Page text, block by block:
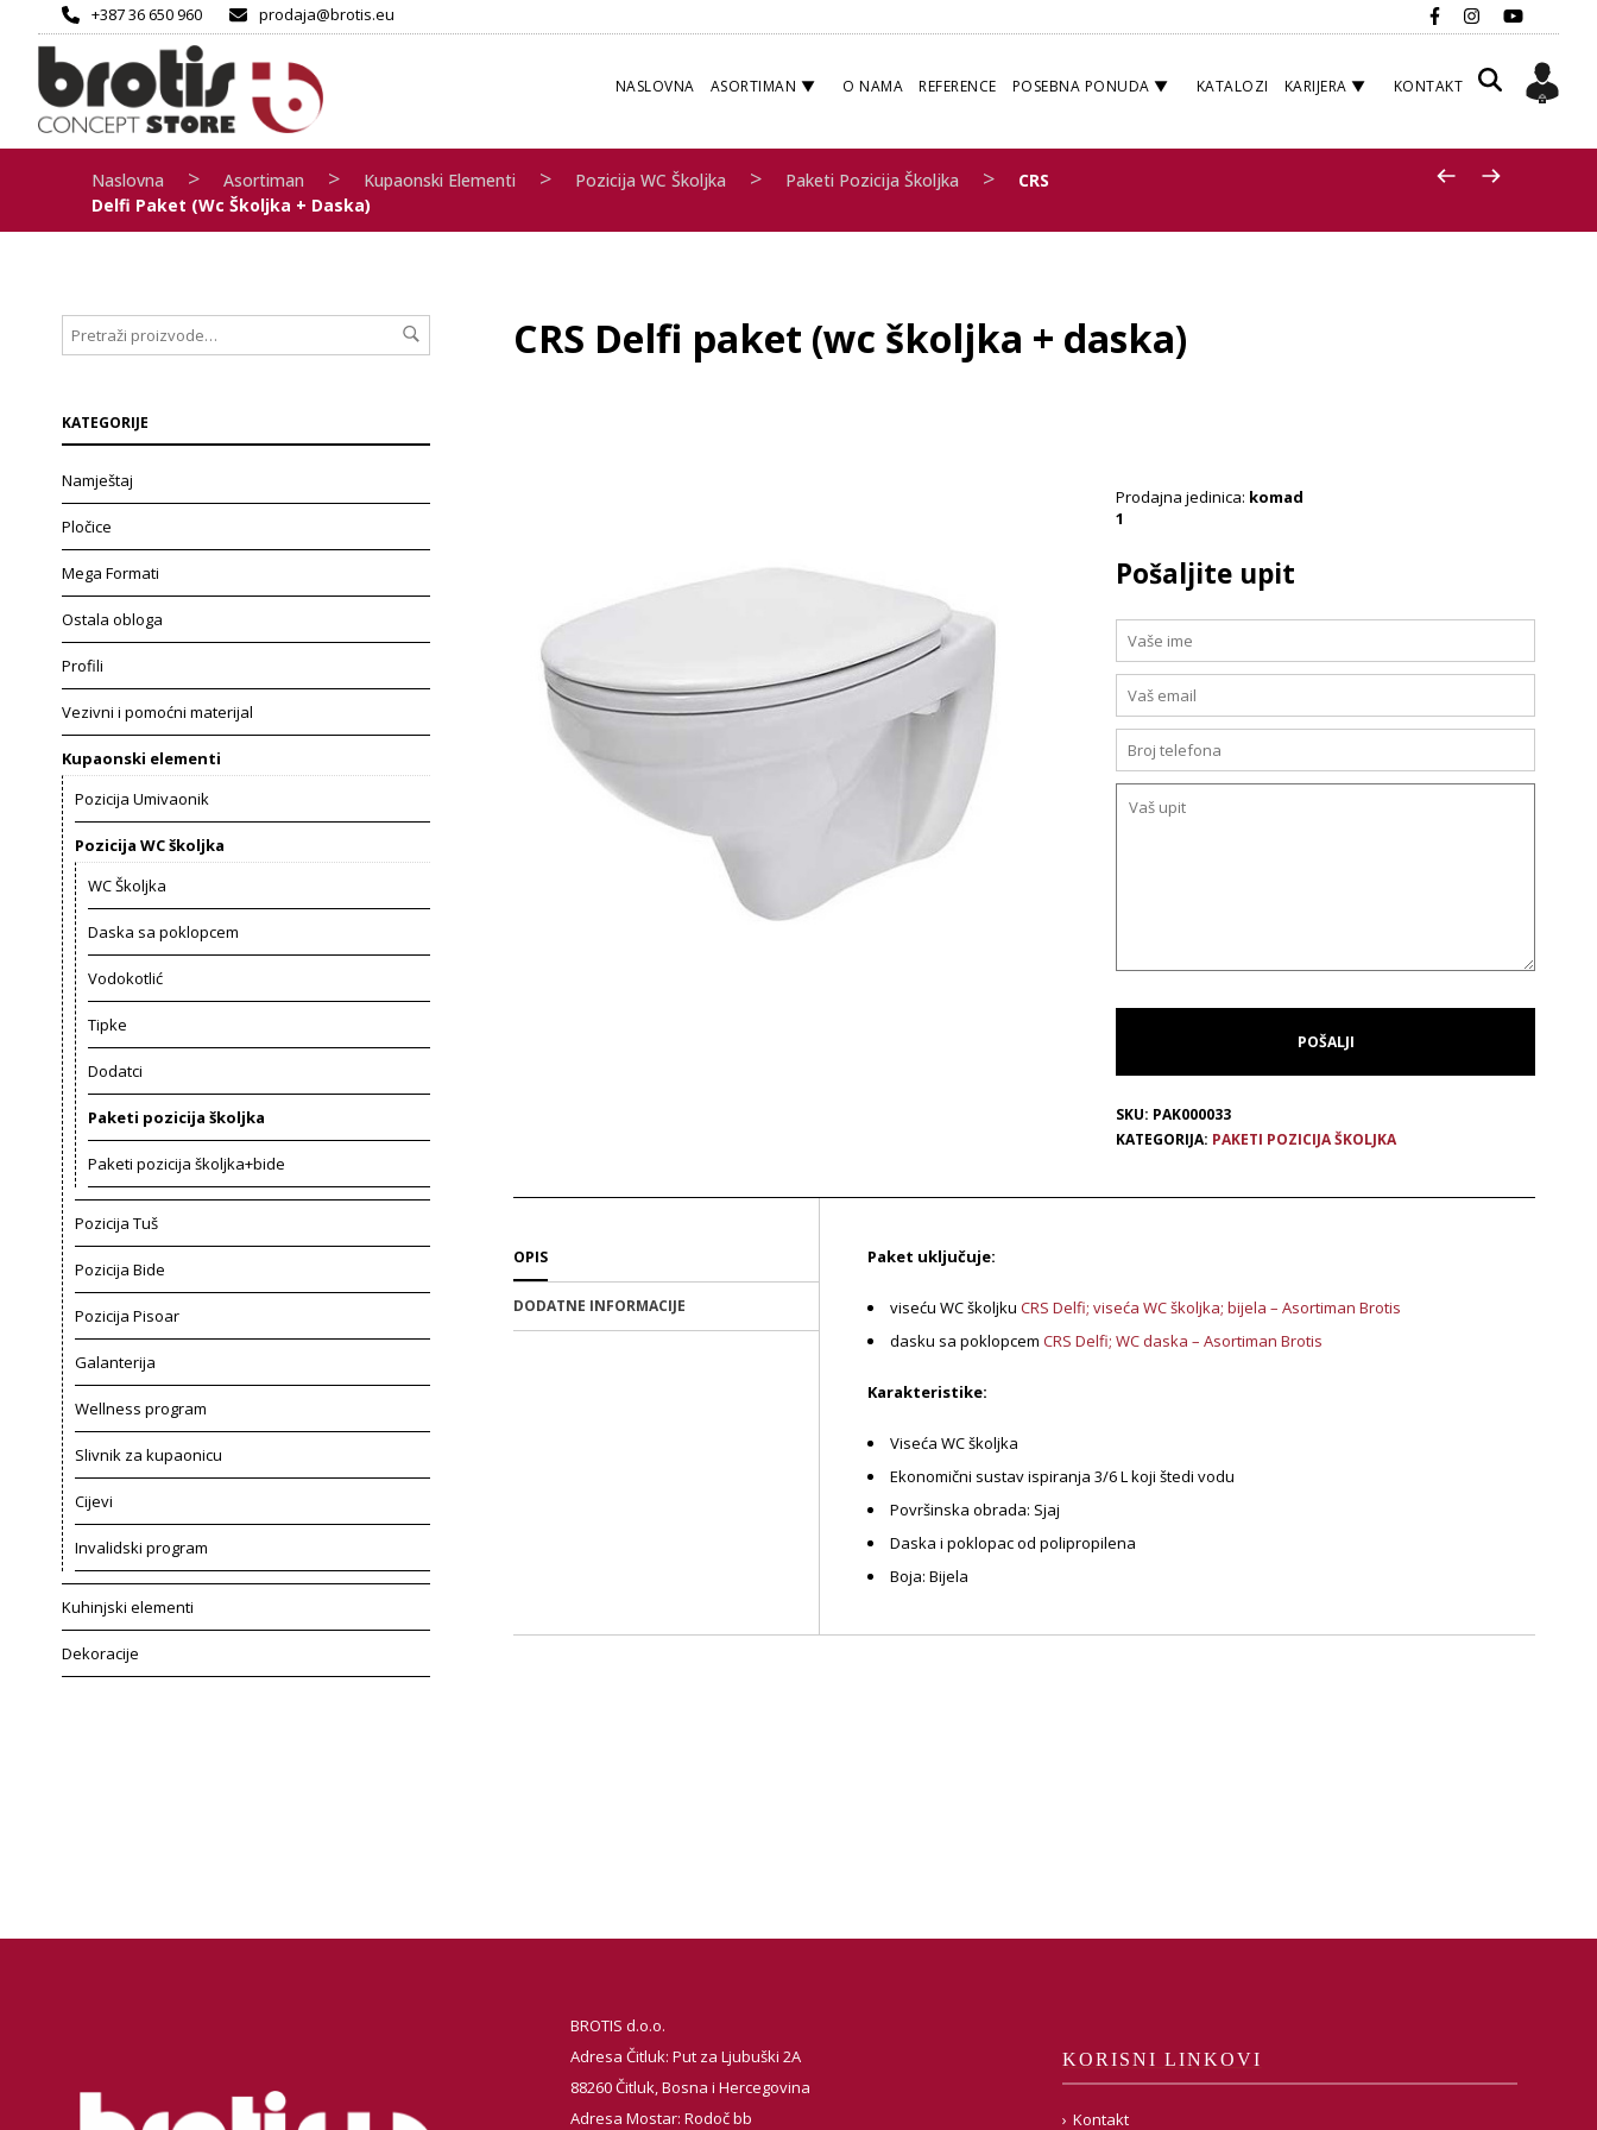
+387 36 650 960 prodaja@brotis.eu
NASLOVNA ASORTIMAN O NAMA REFERENCE POSEBNA PONUDA KATALOZI KARIJERA KONTAKT
Naslovna > Asortiman > Kupaonski Elementi > Pozicija WC Školjka > Paketi Pozicija Školjka >
CRS
Delfi Paket (wc Školjka + Daska)
CRS Delfi paket (wc školjka + daska)
Prodajna jedinica: komad
1
Pošaljite upit
SKU: PAK000033
KATEGORIJA: PAKETI POZICIJA ŠKOLJKA
OPIS
DODATNE INFORMACIJE
Paket uključuje:
viseću WC školjku CRS Delfi; viseća WC školjka; bijela – Asortiman Brotis
dasku sa poklopcem CRS Delfi; WC daska – Asortiman Brotis
Karakteristike:
Viseća WC školjka
Ekonomični sustav ispiranja 3/6 L koji štedi vodu
Površinska obrada: Sjaj
Daska i poklopac od polipropilena
Boja: Bijela
KATEGORIJE
Namještaj
Pločice
Mega Formati
Ostala obloga
Profili
Vezivni i pomoćni materijal
Kupaonski elementi
Pozicija Umivaonik
Pozicija WC školjka
WC Školjka
Daska sa poklopcem
Vodokotlić
Tipke
Dodatci
Paketi pozicija školjka
Paketi pozicija školjka+bide
Pozicija Tuš
Pozicija Bide
Pozicija Pisoar
Galanterija
Wellness program
Slivnik za kupaonicu
Cijevi
Invalidski program
Kuhinjski elementi
Dekoracije
BROTIS d.o.o.
Adresa Čitluk: Put za Ljubuški 2A
88260 Čitluk, Bosna i Hercegovina
Adresa Mostar: Rodoč bb
KORISNI LINKOVI
Kontakt